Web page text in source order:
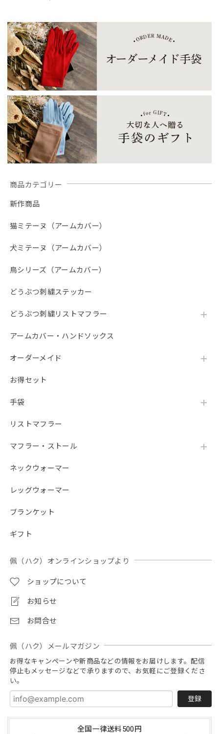
商品カテゴリー
新作商品
猫ミテーヌ（アームカバー）
犬ミテーヌ（アームカバー）
鳥シリーズ（アームカバー）
どうぶつ刺繍ステッカー
どうぶつ刺繍リストマフラー
アームカバー・ハンドソックス
オーダーメイド
お得セット
手袋
リストマフラー
マフラー・ストール
ネックウォーマー
レッグウォーマー
ブランケット
ギフト
佩（ハク）オンラインショップより
ショップについて
お知らせ
お問合せ
佩（ハク）メールマガジン
お得なキャンペーンや新商品などの情報をお届けします。配信
停止もメッセージなどで承りますので、お気軽にご登録くださ
い。
登録
全国一律送料500円